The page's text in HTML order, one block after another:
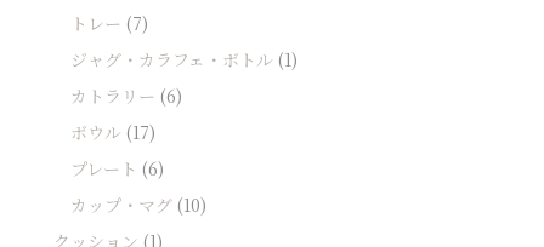
トレー (7)
ジャグ・カラフェ・ボトル (1)
カトラリー (6)
ボウル (17)
プレート (6)
カップ・マグ (10)
クッション (1)